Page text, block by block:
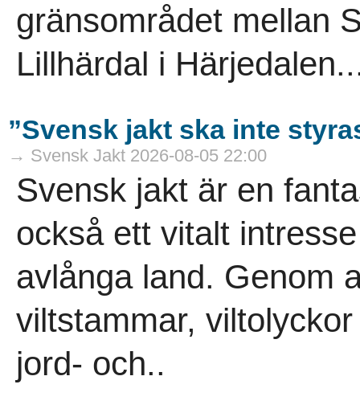
gränsområdet mellan
Lillhärdal i
”Svensk jakt ska inte
→ Svensk Jakt 2026-08-05 22:00
Svensk jakt är en
också ett vitalt
avlånga land. Genom
viltstammar,
jord- och..